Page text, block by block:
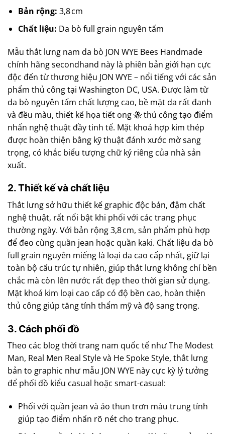
Bản rộng: 3,8 cm
Chất liệu: Da bò full grain nguyên tấm
Mẫu thắt lưng nam da bò JON WYE Bees Handmade
chính hãng secondhand này là phiên bản giới hạn cực
độc đến từ thương hiệu JON WYE – nổi tiếng với các sản
phẩm thủ công tại Washington DC, USA. Được làm từ
da bò nguyên tấm chất lượng cao, bề mặt da rất đanh
và đều màu, thiết kế họa tiết ong 🐝 thủ công tạo điểm
nhấn nghệ thuật đầy tinh tế. Mặt khoá hợp kim thép
được hoàn thiện bằng kỹ thuật đánh xước mờ sang
trọng, có khắc biểu tượng chữ ký riêng của nhà sản
xuất.
2. Thiết kế và chất liệu
Thắt lưng sở hữu thiết kế graphic độc bản, đậm chất
nghệ thuật, rất nổi bật khi phối với các trang phục
thường ngày. Với bản rộng 3,8 cm, sản phẩm phù hợp
để đeo cùng quần jean hoặc quần kaki. Chất liệu da bò
full grain nguyên miếng là loại da cao cấp nhất, giữ lại
toàn bộ cấu trúc tự nhiên, giúp thắt lưng không chỉ bền
chắc mà còn lên nước rất đẹp theo thời gian sử dụng.
Mặt khoá kim loại cao cấp có độ bền cao, hoàn thiện
thủ công giúp tăng tính thẩm mỹ và độ sang trọng.
3. Cách phối đồ
Theo các blog thời trang nam quốc tế như The Modest
Man, Real Men Real Style và He Spoke Style, thắt lưng
bản to graphic như mẫu JON WYE này cực kỳ lý tưởng
để phối đồ kiểu casual hoặc smart-casual:
Phối với quần jean và áo thun trơn màu trung tính
giúp tạo điểm nhấn rõ nét cho trang phục.